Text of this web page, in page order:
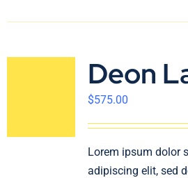
Deon
$575.00
Lorem ipsum dolor
adipiscing elit, sed